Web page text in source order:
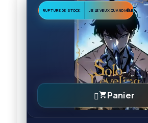
RUPTURE DE STOCK JE LE VEUX QUAND MÊME
Panier